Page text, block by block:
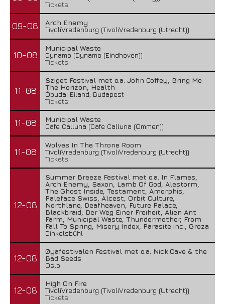
Tickets
09-08
Arch Enemy
TivoliVredenburg (TivoliVredenburg (Utrecht))
10-08
Municipal Waste
Dynamo (Dynamo (Eindhoven))
Tickets
11-08
Sziget Festival met o.a. John Coffey, Bring Me
The Horizon, Health
Óbudai Eiland, Budapest
Tickets
11-08
Municipal Waste
Cafe Calluna (Cafe Calluna (Ommen))
11-08
Wolves In The Throne Room
TivoliVredenburg (TivoliVredenburg (Utrecht))
Tickets
12-08
Summer Breeze Festival met o.a. In Flames,
Arch Enemy, Saxon, Lamb Of God, Alestorm,
The Ghost Inside, Testament, Amorphis,
Paleface Swiss, Alcest, Orbit Culture,
Northlane, Deafheaven, Future Palace,
Blackbraid, Der Weg Einer Freiheit, Alien Ant
Farm, Municipal Waste, Thundermother, From
Fall To Spring, Misery Index, Parasite inc., Groza
Dinkelsbühl
12-08
Øyafestivalen Festival met o.a. Nick Cave & the
Bad Seeds
Oslo
12-08
High On Fire
TivoliVredenburg (TivoliVredenburg (Utrecht))
Tickets